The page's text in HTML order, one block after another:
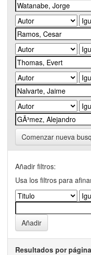
Comenzar nueva
Añadir filtros:
Usa los filtros para
Resultados por página